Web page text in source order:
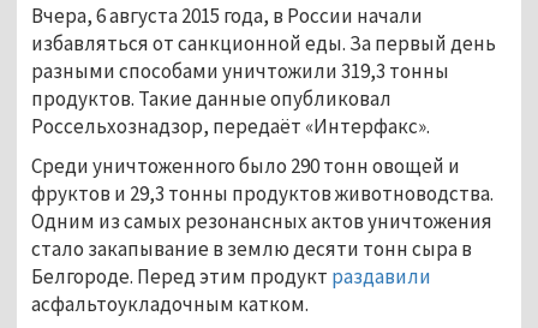
Вчера, 6 августа 2015 года, в России начали
избавляться от санкционной еды. За первый день
разными способами уничтожили 319,3 тонны
продуктов. Такие данные опубликовал
Россельхознадзор, передаёт «Интерфакс».
Среди уничтоженного было 290 тонн овощей и
фруктов и 29,3 тонны продуктов животноводства.
Одним из самых резонансных актов уничтожения
стало закапывание в землю десяти тонн сыра в
Белгороде. Перед этим продукт раздавили
асфальтоукладочным катком.